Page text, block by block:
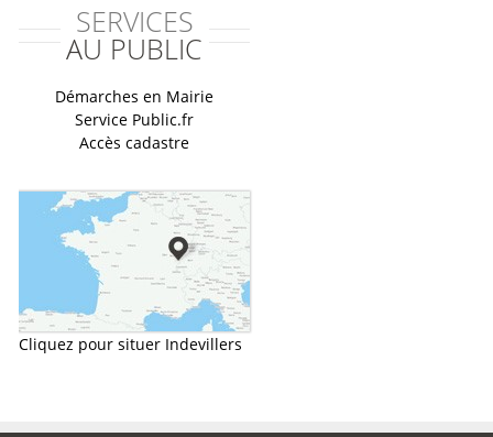
SERVICES
AU PUBLIC
Démarches en Mairie
Service Public.fr
Accès cadastre
Cliquez pour situer Indevillers